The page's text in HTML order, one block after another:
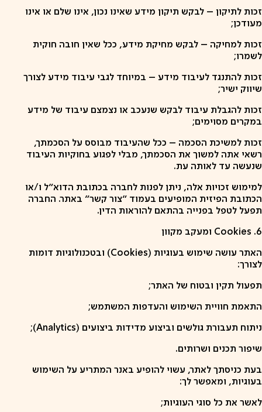
זכות לתיקון – לבקש תיקון מידע שאינו נכון, אינו שלם או אינו
מעודכן;
זכות למחיקה – לבקש מחיקת מידע, ככל שאין חובה חוקית
לשמרו;
זכות להתנגד לעיבוד מידע – במיוחד לגבי עיבוד מידע לצורך
שיווק ישיר;
זכות להגבלת עיבוד לבקש שנעכב או נצמצם עיבוד של מידע
במקרים מסוימים;
זכות למשיכת הסכמה – ככל שהעיבוד מבוסס על הסכמתך,
רשאי אתה למשוך את הסכמתך, מבלי לפגוע בחוקיות העיבוד
שנעשה עד לאותה עת.
למימוש זכויות אלה, ניתן לפנות לחברה בכתובת הדוא"ל ו/או
הכתובת הפיזית המופיעים בעמוד "צור קשר" באתר. החברה
תפעל לטפל בפנייה בהתאם להוראות הדין.
6. Cookies ומעקב מקוון
האתר עושה שימוש בעוגיות (Cookies) ובטכנולוגיות דומות
לצורך:
תפעול תקין ובטוח של האתר;
התאמת חוויית השימוש והעדפות המשתמש;
ניתוח תעבורת גולשים וביצוע מדידות ביצועים (Analytics);
שיפור תכנים ושרותים.
בעת כניסתך לאתר, עשוי להופיע באנר המתריע על השימוש
בעוגיות, ומאפשר לך:
לאשר את כל סוגי העוגיות;